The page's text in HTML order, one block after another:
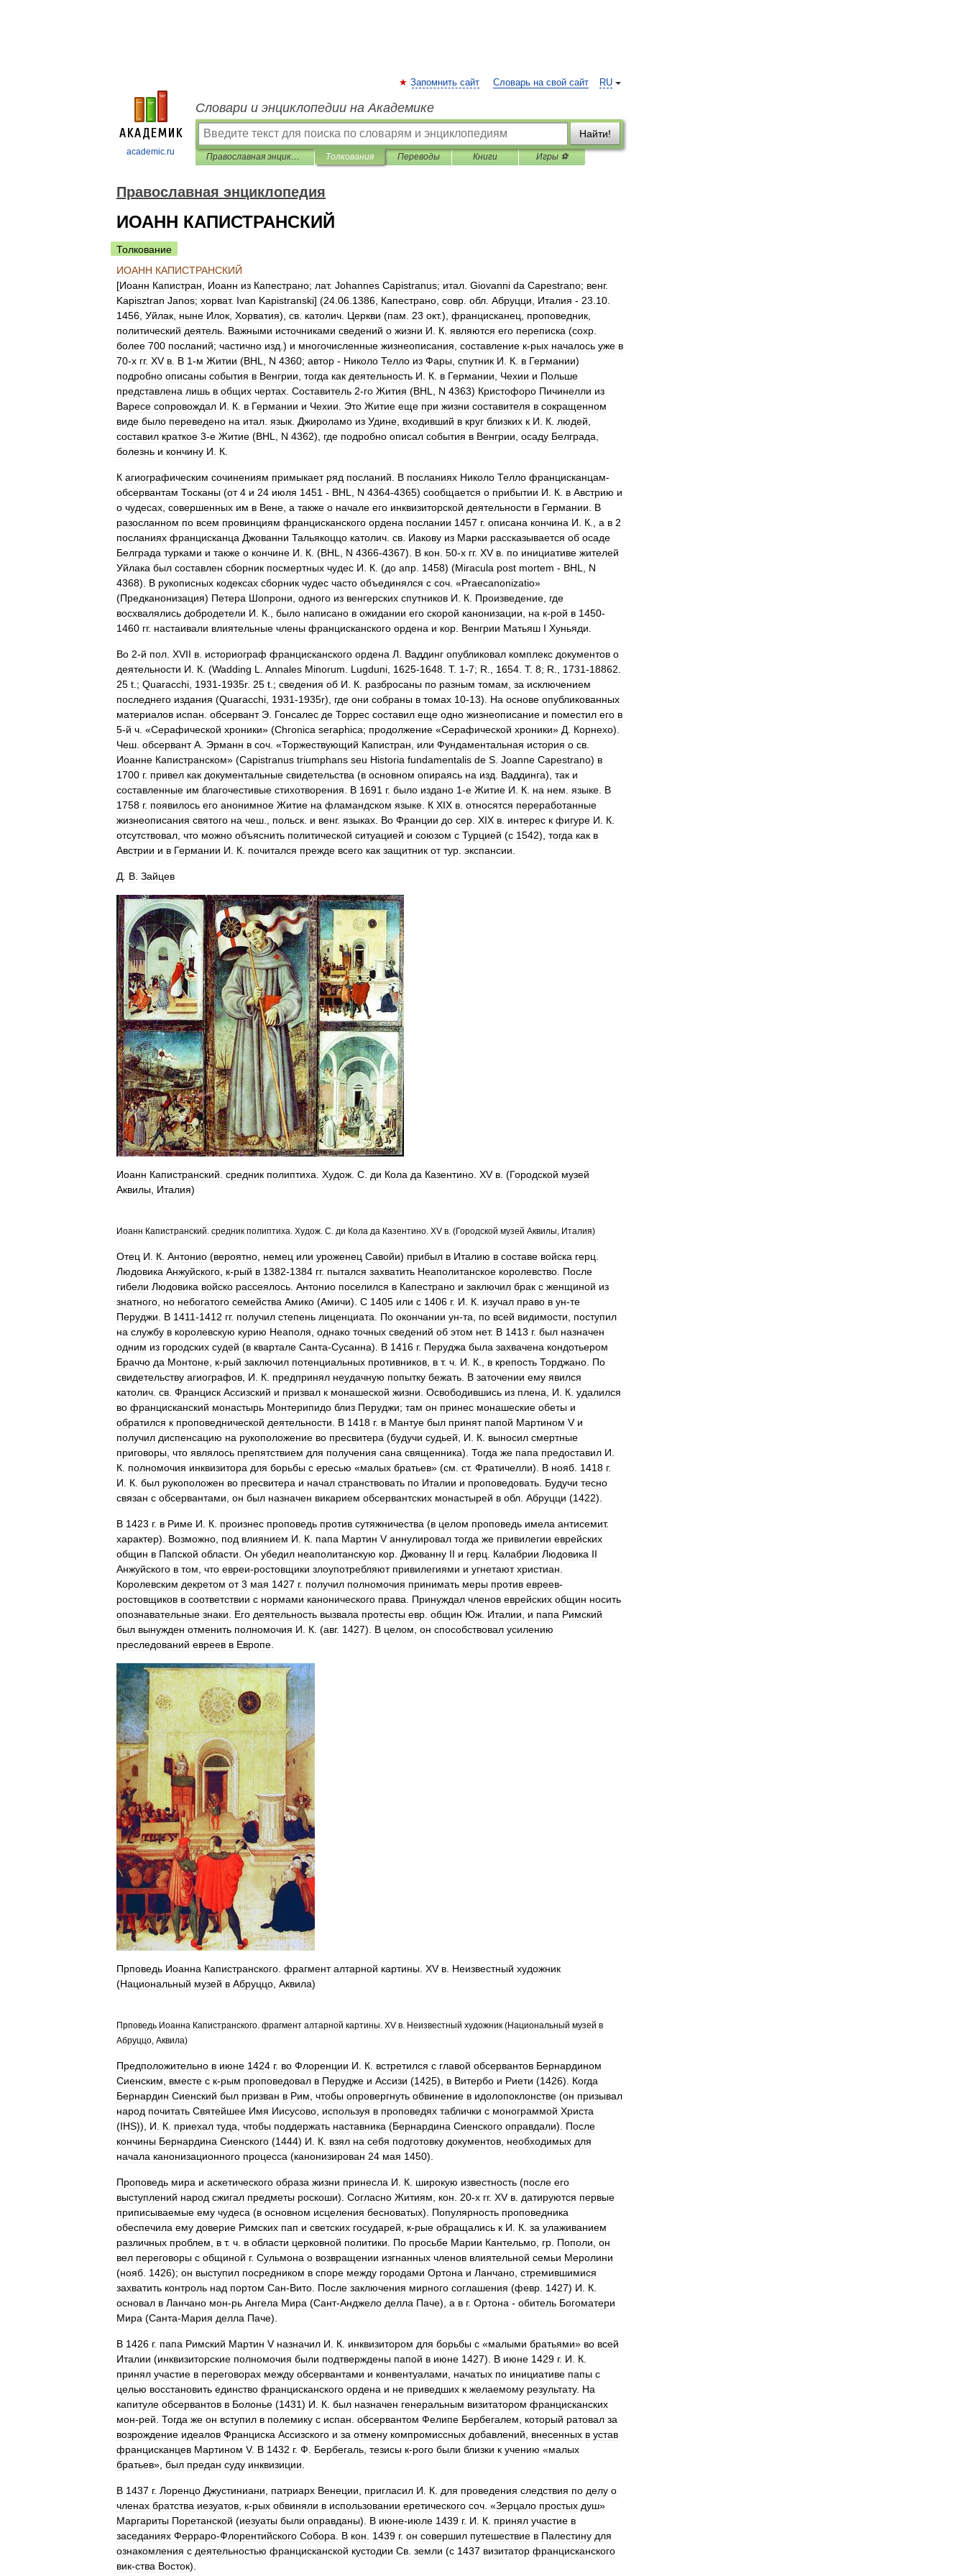
academic.ru
RU
Запомнить сайт Словарь на свой сайт
Словари и энциклопедии на Академике
Найти!
Православная энциклопедия Толкования Переводы Книги Игры ⚽
Православная энциклопедия
ИОАНН КАПИСТРАНСКИЙ
Толкование
ИОАНН КАПИСТРАНСКИЙ
[Иоанн Капистран Иоанн из Капестрано; лат. Johannes Capistranus; итал Giovanni da Capestrano; венг.
Kapisztran Janos; хорват. Ivan Kapistranski] (24 06 1386 Капестрано совр обл Абруцци Италия - 23 10
1456 Уйлак ныне Илок Хорватия), св католич Церкви (пам 23 окт.), францисканец проповедник
политический деятель Важными источниками сведений о жизни И К являются его переписка (сохр
более 700 посланий; частично изд .) и многочисленные жизнеописания составление к-рых началось уже в
70-х гг. XV в В 1-м Житии (BHL N 4360; автор - Николо Телло из Фары спутник И К в Германии)
подробно описаны события в Венгрии тогда как деятельность И К в Германии Чехии и Польше
представлена лишь в общих чертах Составитель 2-го Жития (BHL N 4363) Кристофоро Пичинелли из
Варесе сопровождал И К в Германии и Чехии Это Житие еще при жизни составителя в сокращенном
виде было переведено на итал язык Джироламо из Удине входивший в круг близких к И К людей
составил краткое 3-е Житие (BHL N 4362), где подробно описал события в Венгрии осаду Белграда
болезнь и кончину И К
К агиографическим сочинениям примыкает ряд посланий В посланиях Николо Телло францисканцам-
обсервантам Тосканы (от 4 и 24 июля 1451 - BHL N 4364-4365) сообщается о прибытии И К в Австрию и
о чудесах совершенных им в Вене а также о начале его инквизиторской деятельности в Германии
В
разосланном по всем провинциям францисканского ордена послании 1457 г. описана кончина И К а в 2
посланиях францисканца Джованни Тальякоццо католич св Иакову из Марки рассказывается об осаде
Белграда турками и также о кончине И К . (BHL N 4366-4367). В кон 50-х гг. XV в по инициативе жителей
Уйлака был составлен сборник посмертных чудес И К . (до апр 1458) (Miracula post mortem - BHL
N
4368). В рукописных кодексах сборник чудес часто объединялся с соч . «Praecanonizatio»
(Предканонизация) Петера Шопрони одного из венгерских спутников И К Произведение где
восхвалялись добродетели И К было написано в ожидании его скорой канонизации на к-рой в 1450-
1460 гг. настаивали влиятельные члены францисканского ордена и кор Венгрии Матьяш I Хуньяди
Во 2-й пол XVII в историограф францисканского ордена Л Ваддинг опубликовал комплекс документов о
деятельности И К . (Wadding L Annales Minorum Lugduni 1625-1648 T. 1-7; R 1654 T. 8; R 1731-18862
25 t .; Quaracchi 1931-1935r. 25 t .; сведения об И К разбросаны по разным томам за исключением
последнего издания (Quaracchi 1931-1935r), где они собраны в томах 10-13). На основе опубликованных
материалов испан обсервант Э Гонсалес де Торрес составил еще одно жизнеописание и поместил его в
5-й ч . «Серафической хроники» (Chronica seraphica; продолжение «Серафической хроники» Д Корнехо).
Чеш обсервант А Эрманн в соч . «Торжествующий Капистран или Фундаментальная история о св
Иоанне Капистранском» (Capistranus triumphans seu Historia fundamentalis de S Joanne Capestrano) в
1700 г. привел как документальные свидетельства (в основном опираясь на изд Ваддинга), так и
составленные им благочестивые стихотворения В 1691 г. было издано 1-е Житие И К на нем языке В
1758 г. появилось его анонимное Житие на фламандском языке К XIX в относятся переработанные
жизнеописания святого на чеш польск и венг. языках Во Франции до сер XIX в интерес к фигуре И К
отсутствовал что можно объяснить политической ситуацией и союзом с Турцией (с 1542), тогда как в
Австрии и в Германии И К почитался прежде всего как защитник от тур экспансии
Д В Зайцев
Иоанн Капистранский средник полиптиха Худож С ди Кола да Казентино XV в . (Городской музей
Аквилы Италия)
Иоанн Капистранский средник полиптиха Худож С ди Кола да Казентино XV в . (Городской музей Аквилы Италия)
Отец И К Антонио (вероятно немец или уроженец Савойи) прибыл в Италию в составе войска герц
Людовика Анжуйского к-рый в 1382-1384 гг. пытался захватить Неаполитанское королевство После
гибели Людовика войско рассеялось Антонио поселился в Капестрано и заключил брак с женщиной из
знатного но небогатого семейства Амико (Амичи). С 1405 или с 1406 г. И К изучал право в ун-те
Перуджи
В 1411-1412 гг. получил степень лиценциата По окончании ун-та по всей видимости
поступил
на службу в королевскую курию Неаполя однако точных сведений об этом нет. В 1413 г. был назначен
одним из городских судей (в квартале Санта-Сусанна). В 1416 г. Перуджа была захвачена кондотьером
Браччо да Монтоне к-рый заключил потенциальных противников в т. ч И К в крепость Торджано По
свидетельству агиографов И К предпринял неудачную попытку бежать В заточении ему явился
католич св Франциск Ассизский и призвал к монашеской жизни Освободившись из плена И К удалился
во францисканский монастырь Монтерипидо близ Перуджи; там он принес монашеские обеты и
обратился к проповеднической деятельности В 1418 г. в Мантуе был принят папой Мартином V и
получил диспенсацию на рукоположение во пресвитера (будучи судьей И К выносил смертные
приговоры что являлось препятствием для получения сана священника). Тогда же папа предоставил И
К полномочия инквизитора для борьбы с ересью «малых братьев» (см ст. Фратичелли). В нояб 1418 г.
И
К был рукоположен во пресвитера и начал странствовать по Италии и проповедовать Будучи тесно
связан с обсервантами он был назначен викарием обсервантских монастырей в обл Абруцци (1422).
В 1423 г. в Риме И К произнес проповедь против сутяжничества (в целом проповедь имела антисемит.
характер). Возможно под влиянием И К папа Мартин V аннулировал тогда же привилегии еврейских
общин в Папской области Он убедил неаполитанскую кор Джованну II и герц Калабрии Людовика II
Анжуйского в том что евреи-ростовщики злоупотребляют привилегиями и угнетают христиан
Королевским декретом от 3 мая 1427 г. получил полномочия принимать меры против евреев-
ростовщиков в соответствии с нормами канонического права Принуждал членов еврейских общин носить
опознавательные знаки Его деятельность вызвала протесты евр общин Юж Италии и папа Римский
был вынужден отменить полномочия И К . (авг. 1427). В целом он способствовал усилению
преследований евреев в Европе
Прповедь Иоанна Капистранского фрагмент алтарной картины XV в Неизвестный художник
(Национальный музей в Абруццо Аквила)
Прповедь Иоанна Капистранского фрагмент алтарной картины XV в Неизвестный художник (Национальный музей в
Абруццо Аквила)
Предположительно в июне 1424 г. во Флоренции И К встретился с главой обсервантов Бернардином
Сиенским
вместе с к-рым проповедовал в Перудже и Ассизи (1425), в Витербо и Риети (1426). Когда
Бернардин Сиенский был призван в Рим чтобы опровергнуть обвинение в идолопоклонстве (он призывал
народ почитать Святейшее Имя Иисусово используя в проповедях таблички с монограммой Христа
(IHS)), И К приехал туда чтобы поддержать наставника (Бернардина Сиенского оправдали). После
кончины Бернардина Сиенского (1444) И К взял на себя подготовку документов необходимых для
начала канонизационного процесса (канонизирован 24 мая 1450).
Проповедь мира и аскетического образа жизни принесла И К широкую известность (после его
выступлений народ сжигал предметы роскоши). Согласно Житиям кон 20-х гг. XV в датируются первые
приписываемые ему чудеса (в основном исцеления бесноватых). Популярность проповедника
обеспечила ему доверие Римских пап и светских государей к-рые обращались к И К за улаживанием
различных проблем в т. ч в области церковной политики По просьбе Марии Кантельмо гр Пополи он
вел переговоры с общиной г. Сульмона о возвращении изгнанных членов влиятельной семьи Меролини
(нояб 1426); он выступил посредником в споре между городами Ортона и Ланчано стремившимися
захватить контроль над портом Сан-Вито После заключения мирного соглашения (февр 1427) И К
основал в Ланчано мон-рь Ангела Мира (Сант-Анджело делла Паче), а в г. Ортона - обитель Богоматери
Мира (Санта-Мария делла Паче).
В 1426 г. папа Римский Мартин V назначил И К инквизитором для борьбы с «малыми братьями» во всей
Италии (инквизиторские полномочия были подтверждены папой в июне 1427). В июне 1429 г. И К
принял участие в переговорах между обсервантами и конвентуалами начатых по инициативе папы с
целью восстановить единство францисканского ордена и не приведших к желаемому результату. На
капитуле обсервантов в Болонье (1431) И К был назначен генеральным визитатором францисканских
мон-рей Тогда же он вступил в полемику с испан обсервантом Фелипе Бербегалем который ратовал за
возрождение идеалов Франциска Ассизского и за отмену компромиссных добавлений внесенных в устав
францисканцев Мартином V. В 1432 г. Ф Бербегаль тезисы к-рого были близки к учению «малых
братьев», был предан суду инквизиции
В 1437 г. Лоренцо Джустиниани патриарх Венеции пригласил И К для проведения следствия по делу о
членах братства иезуатов к-рых обвиняли в использовании еретического соч . «Зерцало простых душ»
Маргариты Поретанской (иезуаты были оправданы). В июне-июле 1439 г. И К принял участие в
заседаниях Ферраро-Флорентийского Собора В кон 1439 г. он совершил путешествие в Палестину для
ознакомления с деятельностью францисканской кустодии Св земли (с 1437 визитатор францисканского
вик-ства Восток).